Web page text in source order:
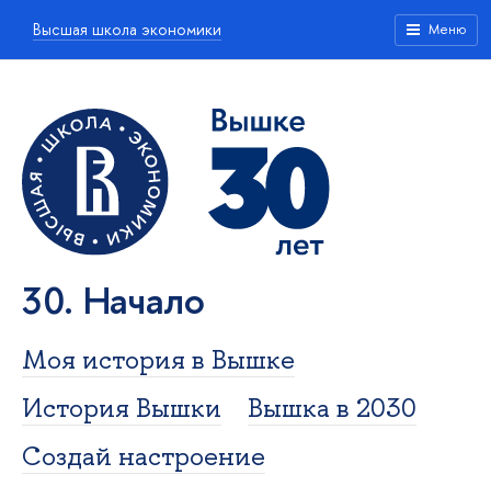
Высшая школа экономики Меню
30. Начало
Моя история в Вышке
История Вышки
Вышка в 2030
Создай настроение